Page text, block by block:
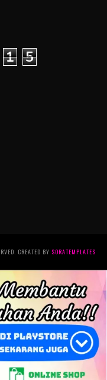
1 5
CREATED BY SORATEMPLATES